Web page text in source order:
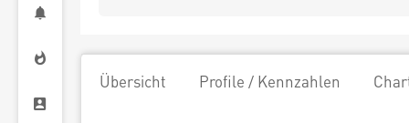
Übersicht Profile / Kennzahlen